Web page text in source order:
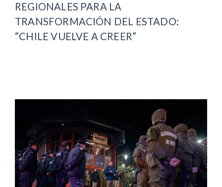
REGIONALES PARA LA
TRANSFORMACIÓN DEL ESTADO:
“CHILE VUELVE A CREER”